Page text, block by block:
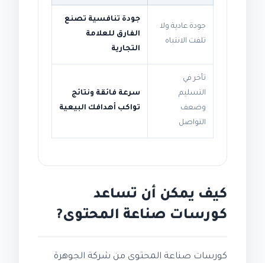
جودة عادية ولا
تلفت الانتباه
جودة تنافسية تصنع
الفارق للعلامة
التجارية
تأخر في
التسليم
وضعف
التواصل
سرعة فائقة ونتائج
تواكب أهدافك البيعية
كيف يمكن أن تساعد
كورسات صناعة المحتوى?
كورسات صناعة المحتوى من شركة الجوهرة